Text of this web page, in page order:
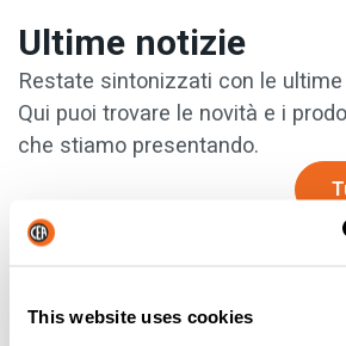
This website uses cookies
Ultime notizie
Restate sintonizzati con le ultime
Qui puoi trovare le novità e i
che stiamo presentando.